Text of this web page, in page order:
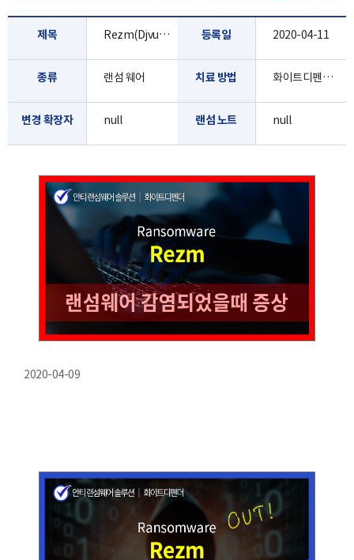
제목 Rezm(Djvu,Stop) 등록일 2020-04-11
종류 랜섬 웨어 치료 방법 화이트디펜더로 진단/치료 가능합니다.
변경 확장자 null 랜섬 노트 null
2020-04-09